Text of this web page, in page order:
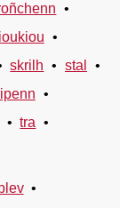
skrilh
stal
tra